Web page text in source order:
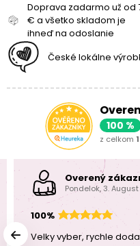
Doprava zadarmo už od
€ a všetko skladom je
ihneď na odoslanie
České lokálne
100 %
z celkom
Overený
Pondelok, 3.
100%
Velky vyber, rychle